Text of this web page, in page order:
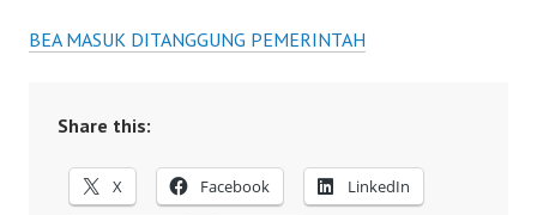
BEA MASUK DITANGGUNG PEMERINTAH
Share this:
X Facebook LinkedIn